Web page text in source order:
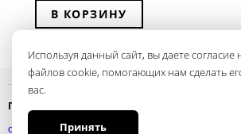
В КОРЗИНУ
Используя данный сайт, вы даете
файлов cookie, помогающих нам сделать
вас.
Принять
Политика конфиденциальности
смотреть